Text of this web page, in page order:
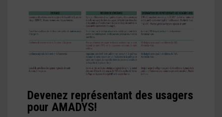
Devenez représentant des usagers
pour AMADYS!